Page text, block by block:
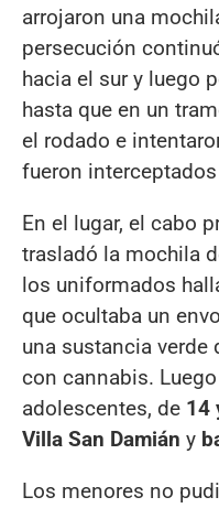
arrojaron una
persecución
hacia el sur y luego
hasta que en un
el rodado e
fueron
En el lugar, el cabo
trasladó la mochila
los uniformados
que ocultaba un
una sustancia
con cannabis.
adolescentes, de 14
Villa San Damián y
Los menores no